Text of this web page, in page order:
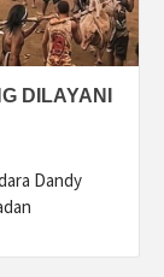
DILAYANI
Dandy